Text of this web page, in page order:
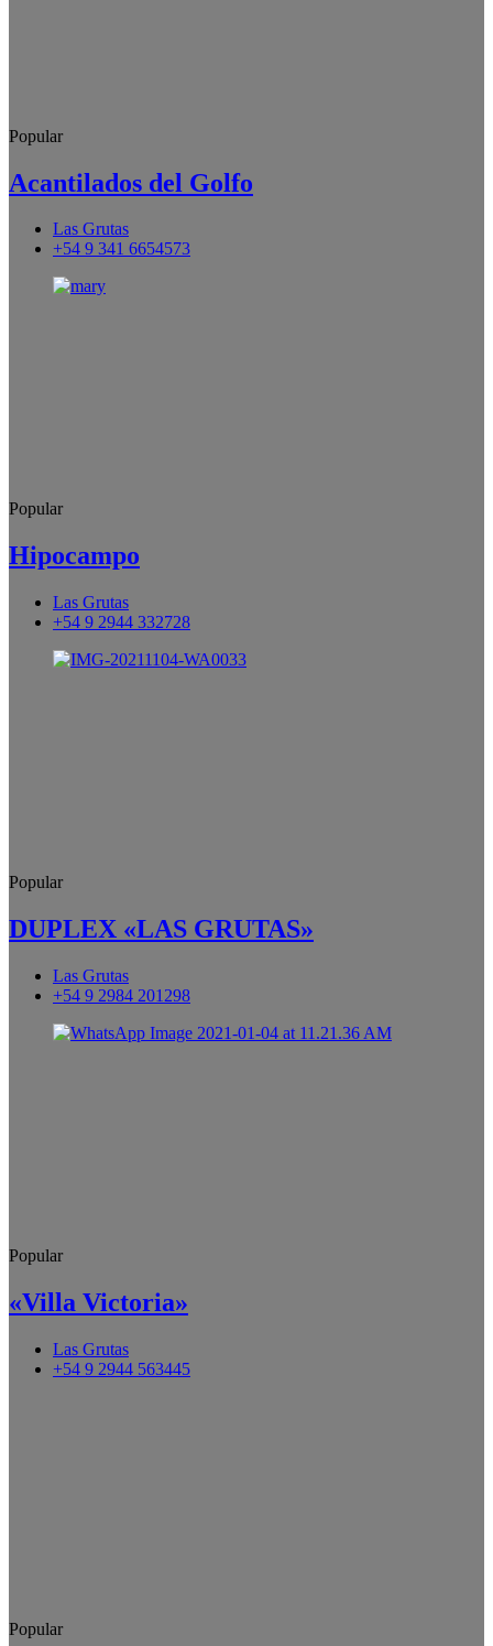
Popular
Acantilados del Golfo
Las Grutas
+54 9 341 6654573
Popular
Hipocampo
Las Grutas
+54 9 2944 332728
Popular
DUPLEX «LAS GRUTAS»
Las Grutas
+54 9 2984 201298
Popular
«Villa Victoria»
Las Grutas
+54 9 2944 563445
Popular